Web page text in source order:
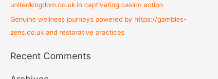
unitedkingdom.co.uk in captivating casino action
Genuine wellness journeys powered by https://gambles-
zens.co.uk and restorative practices
Recent Comments